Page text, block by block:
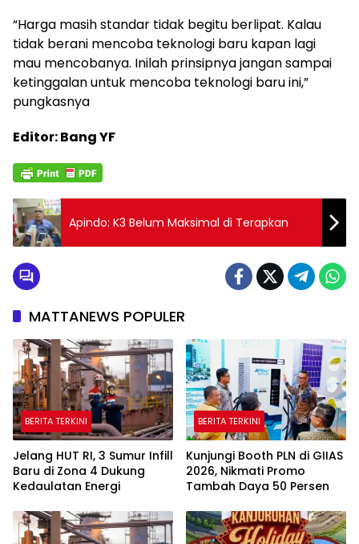
“Harga masih standar tidak begitu berlipat. Kalau
tidak berani mencoba teknologi baru kapan lagi
mau mencobanya. Inilah prinsipnya jangan sampai
ketinggalan untuk mencoba teknologi baru ini,”
pungkasnya
Editor: Bang YF
Apindo: K3 Belum Maksimal di Terapkan
MATTANEWS POPULER
BERITA TERKINI
Jelang HUT RI, 3 Sumur Infill
Baru di Zona 4 Dukung
Kedaulatan Energi
BERITA TERKINI
Kunjungi Booth PLN di GIIAS
2026, Nikmati Promo
Tambah Daya 50 Persen